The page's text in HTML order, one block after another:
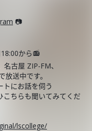
📷
から📻
古屋 ZIP-FM、
放送中です。
トにお話を伺う
こちらも聞いてみてくだ
lscollege/